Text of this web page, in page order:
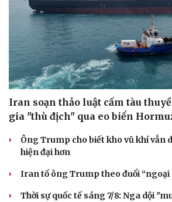
Iran soạn thảo luật cấm tàu
gia "thù địch" qua eo biển
Ông Trump cho biết kho vũ khí vẫn
hiện đại hơn
Iran tố ông Trump theo đuổi “ngoại
Thời sự quốc tế sáng 7/8: Nga dội